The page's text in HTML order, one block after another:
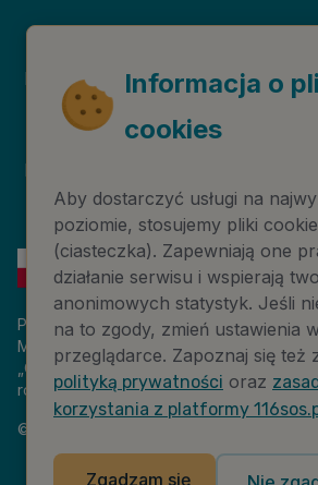
Deklaracja dostępności
Prawa autorskie
Platforma 116sos.pl jest finansowana z
Ministerstwo Cyfryzacji. Nazwa zadania
„Człowiek w kryzysie – platforma wiedzy
rozwój wsparcia”. Wartość projektu: 18
©
Informacja o
cookies
Aby dostarczyć usługi na
poziomie, stosujemy pliki
(ciasteczka). Zapewniają one
działanie serwisu i wspierają
anonimowych statystyk. Jeśli
na to zgody, zmień ustawienia
przeglądarce. Zapoznaj się też
polityką prywatności oraz
korzystania z platformy
Zgadzam się